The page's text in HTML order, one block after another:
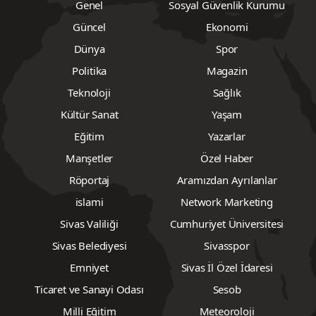
Genel
Sosyal Güvenlik Kurumu
Güncel
Ekonomi
Dünya
Spor
Politika
Magazin
Teknoloji
Sağlık
Kültür Sanat
Yaşam
Eğitim
Yazarlar
Manşetler
Özel Haber
Röportaj
Aramızdan Ayrılanlar
islami
Network Marketing
Sivas Valiliği
Cumhuriyet Üniversitesi
Sivas Belediyesi
Sivasspor
Emniyet
Sivas İl Özel İdaresi
Ticaret ve Sanayi Odası
Sesob
Milli Eğitim
Meteoroloji